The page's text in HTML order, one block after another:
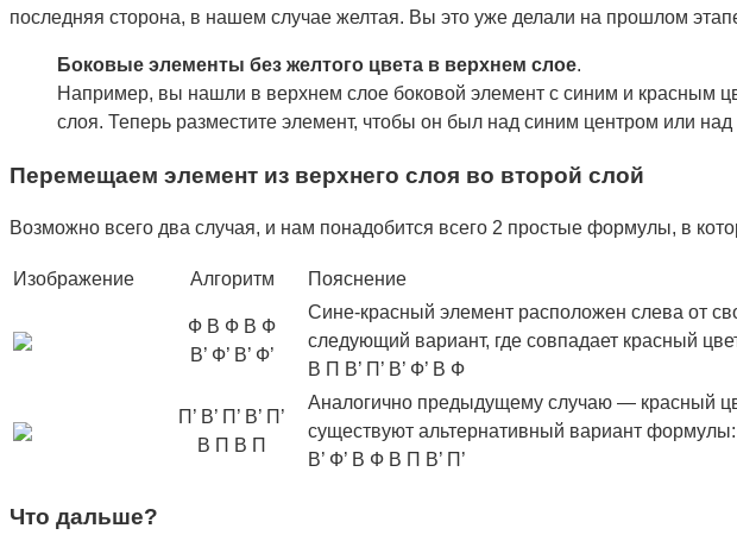
последняя сторона, в нашем случае желтая. Вы это уже делали на прошлом
Боковые элементы без желтого цвета в верхнем слое.
Например, вы нашли в верхнем слое боковой элемент с синим и красным
слоя. Теперь разместите элемент, чтобы он был над синим центром или
Перемещаем элемент из верхнего слоя во второй слой
Возможно всего два случая, и нам понадобится всего 2 простые формулы, в
Изображение Алгоритм Пояснение
Ф В Ф В Ф
В’ Ф’ В’ Ф’
Сине-красный элемент расположен слева от
следующий вариант, где совпадает красный
В П В’ П’ В’ Ф’ В Ф
П’ В’ П’ В’ П’
В П В П
Аналогично предыдущему случаю — красный
существуют альтернативный вариант формулы:
В’ Ф’ В Ф В П В’ П’
Что дальше?